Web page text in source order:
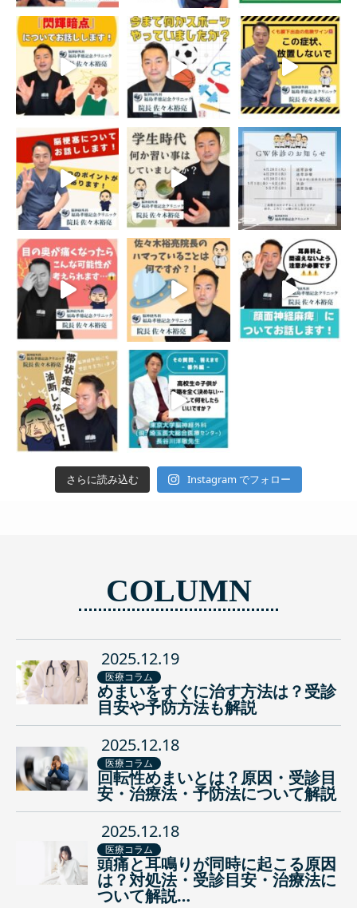
さらに読み込む Instagram でフォロー
COLUMN
2025.12.19
医療コラム
めまいをすぐに治す方法は？受診
目安や予防方法も解説
2025.12.18
医療コラム
回転性めまいとは？原因・受診目
安・治療法・予防法について解説
2025.12.18
医療コラム
頭痛と耳鳴りが同時に起こる原因
は？対処法・受診目安・治療法に
ついて解説…